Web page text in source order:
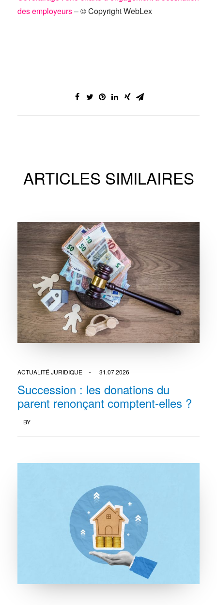
des employeurs– © Copyright WebLex
ARTICLES SIMILAIRES
ACTUALITÉ JURIDIQUE 31.07.2026
Succession : les donations du
parent renonçant comptent-elles ?
BY